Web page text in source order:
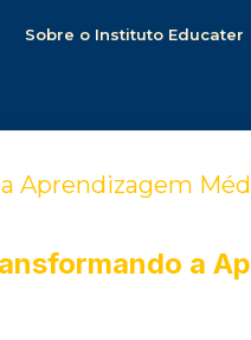
Sobre o Instituto Educater
Aprendizagem
a